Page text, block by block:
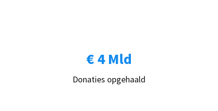
€ 4 Mld
Donaties opgehaald